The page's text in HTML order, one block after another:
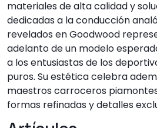
materiales de alta calidad y
dedicadas a la conducción
revelados en Goodwood
adelanto de un modelo
a los entusiastas de los
puros. Su estética celebra
maestros carroceros
formas refinadas y detalles